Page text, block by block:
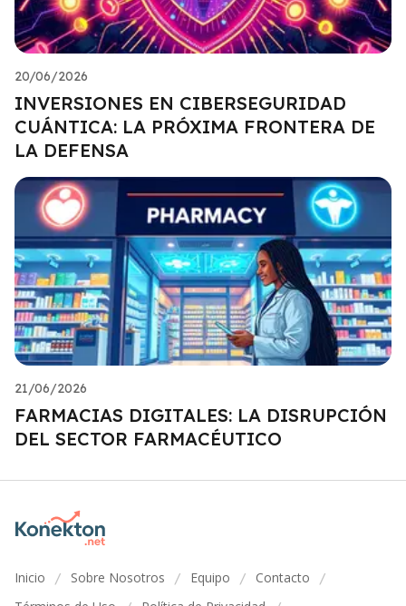
20/06/2026
INVERSIONES EN CIBERSEGURIDAD
CUÁNTICA: LA PRÓXIMA FRONTERA DE
LA DEFENSA
21/06/2026
FARMACIAS DIGITALES: LA DISRUPCIÓN
DEL SECTOR FARMACÉUTICO
Inicio / Sobre Nosotros / Equipo / Contacto /